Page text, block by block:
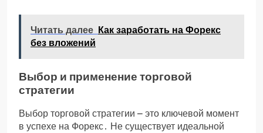
Читать далее Как заработать на Форекс
без вложений
Выбор и применение торговой
стратегии
Выбор торговой стратегии – это ключевой момент
в успехе на Форекс․ Не существует идеальной